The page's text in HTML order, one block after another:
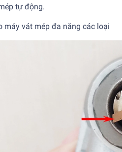
tự động.
máy vát mép đa năng các loại